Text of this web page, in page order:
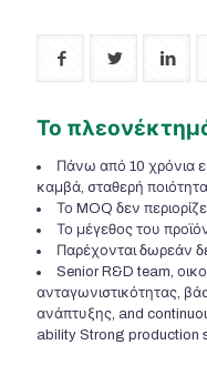
Το
Πάνω από 10 χρόνια
καμβά, σταθερή
Το MOQ δεν
Το μέγεθος του
Παρέχονται δωρεάν
Senior R&D team,
ανταγωνιστικότητας,
ανάπτυξης, and
ability Strong production